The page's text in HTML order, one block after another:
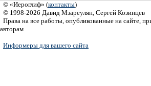
© «Иероглиф» (контакты)
© 1998-2026 Давид Мзареулян, Сергей Козинцев
Права на все работы, опубликованные на сайте,
авторам
Информеры для вашего сайта